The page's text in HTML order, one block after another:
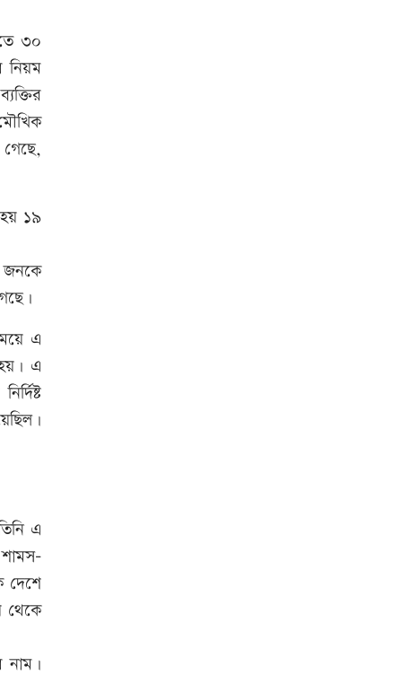
৩০
নিয়ম
হয় ১৯
জনকে
এ
হয়। এ
এ
দেশে
থেকে
নাম।